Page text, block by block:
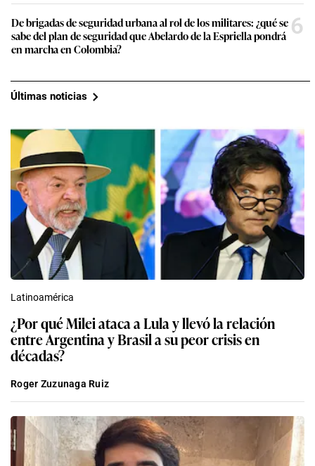
De brigadas de seguridad urbana al rol de los militares: ¿qué se
sabe del plan de seguridad que Abelardo de la Espriella pondrá
en marcha en Colombia?
6
Últimas noticias
Latinoamérica
¿Por qué Milei ataca a Lula y llevó la relación
entre Argentina y Brasil a su peor crisis en
décadas?
Roger Zuzunaga Ruiz